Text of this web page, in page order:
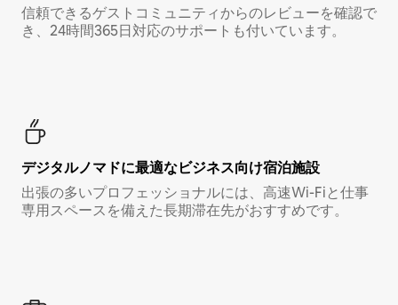
信頼できるゲストコミュニティからのレビューを確認で
き、24時間365日対応のサポートも付いています。
デジタルノマド⁠に最⁠適⁠なビ⁠ジ⁠ネ⁠ス⁠向⁠け宿⁠泊⁠施⁠設
出張の多いプロフェッショナルには、高速Wi-Fiと仕事
専用スペースを備えた長期滞在先がおすすめです。